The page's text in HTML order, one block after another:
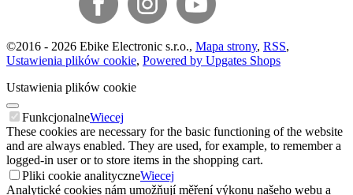
©2016 - 2026 Ebike Electronic s.r.o., Mapa strony, RSS,
Ustawienia plików cookie, Powered by Upgates Shops
Ustawienia plików cookie
FunkcjonalneWiecej
These cookies are necessary for the basic functioning of the website
and are always enabled. They are used, for example, to remember a
logged-in user or to store items in the shopping cart.
Pliki cookie analityczneWiecej
Analytické cookies nám umožňují měření výkonu našeho webu a